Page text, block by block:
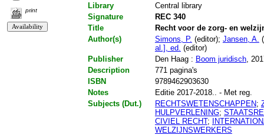
print
Library
Central library
Signature
REC 340
Title
Recht voor de zorg- en
Author(s)
Simons, P. (editor); Jansen, A.
al.], ed. (editor)
Publisher
Den Haag : Boom juridisch,
Description
771 pagina's
ISBN
9789462903630
Notes
Editie 2017-2018.. - Met reg.
Subjects (Dut.)
RECHTSWETENSCHAPPEN;
HULPVERLENING;
CIVIEL RECHT;
WELZIJNSWERKERS